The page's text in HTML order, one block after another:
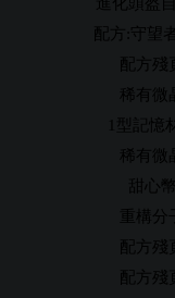
進化頭盔
配方:守望
配方殘
稀有微
1型記憶
稀有微
甜心幣
重構分
配方殘
配方殘